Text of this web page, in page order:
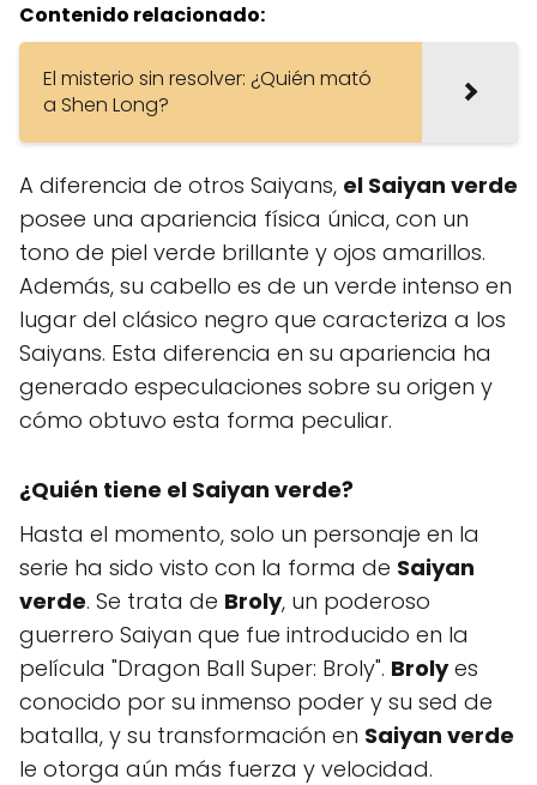
Contenido relacionado:
El misterio sin resolver: ¿Quién mató
a Shen Long?
A diferencia de otros Saiyans, el Saiyan verde
posee una apariencia física única, con un
tono de piel verde brillante y ojos amarillos.
Además, su cabello es de un verde intenso en
lugar del clásico negro que caracteriza a los
Saiyans. Esta diferencia en su apariencia ha
generado especulaciones sobre su origen y
cómo obtuvo esta forma peculiar.
¿Quién tiene el Saiyan verde?
Hasta el momento, solo un personaje en la
serie ha sido visto con la forma de Saiyan
verde. Se trata de Broly, un poderoso
guerrero Saiyan que fue introducido en la
película "Dragon Ball Super: Broly". Brolyes
conocido por su inmenso poder y su sed de
batalla, y su transformación en Saiyan verde
le otorga aún más fuerza y velocidad.